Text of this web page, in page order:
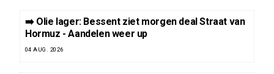
➡️ Olie lager: Bessent ziet morgen deal Straat van
Hormuz - Aandelen weer up
04 AUG. 2026